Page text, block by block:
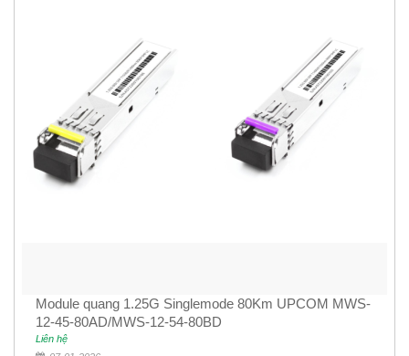
Module quang 1.25G Singlemode 80Km UPCOM MWS-
12-45-80AD/MWS-12-54-80BD
Liên hệ